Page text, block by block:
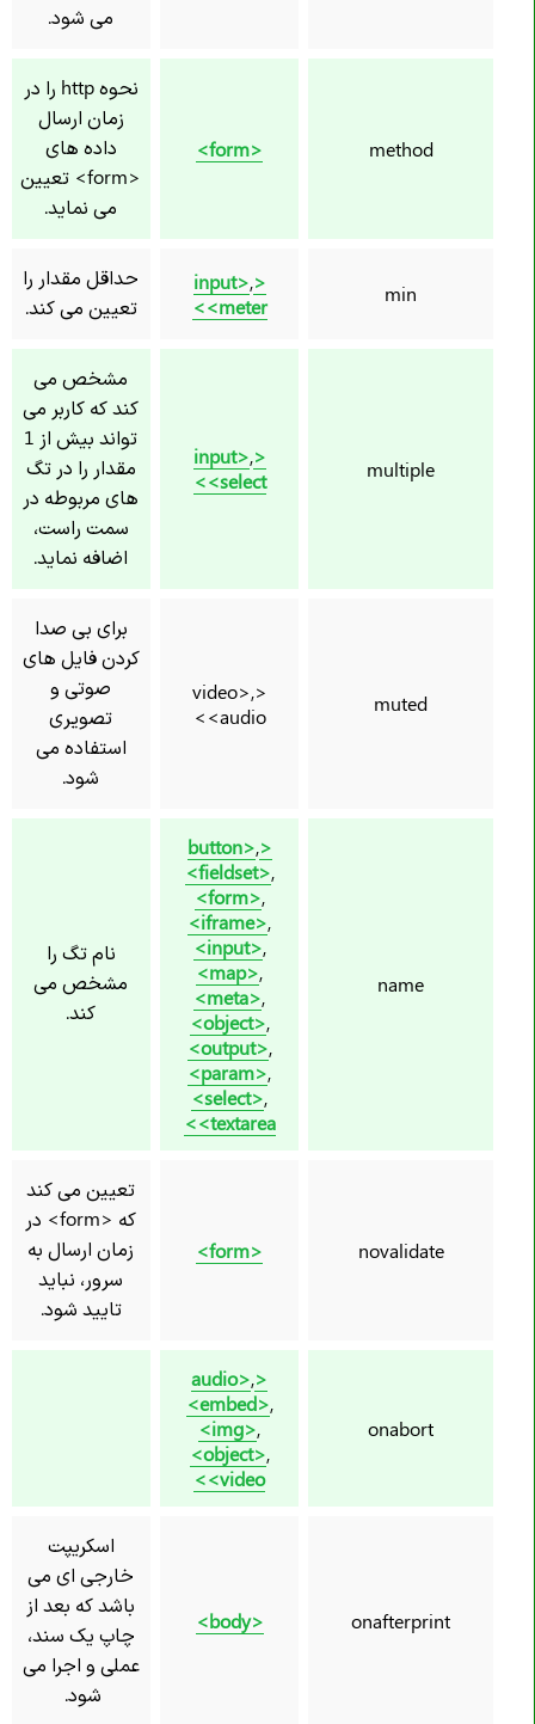
می شود.
method
<form>
نحوه http را در
زمان ارسال
داده های
<form> تعیین
می نماید.
min
<input>
,
<meter>
حداقل مقدار را
تعیین می کند.
multiple
<input>
,
<select>
مشخص می
کند که کاربر می
تواند بیش از 1
مقدار را در تگ
های مربوطه در
سمت راست،
اضافه نماید.
muted
<video>,
<audio>
برای بی صدا
کردن فایل های
صوتی و
تصویری
استفاده می
شود.
name
<button>
,
<fieldset>,
<form>,
<iframe>,
<input>,
<map>,
<meta>,
<object>,
<output>,
<param>,
<select>,
<textarea>
نام تگ را
مشخص می
کند.
novalidate
<form>
تعیین می کند
که <form> در
زمان ارسال به
سرور، نباید
تایید شود.
onabort
<audio>
,
<embed>,
<img>,
<object>,
<video>
onafterprint
<body>
اسکریپت
خارجی ای می
باشد که بعد از
چاپ یک سند،
عملی و اجرا می
شود.